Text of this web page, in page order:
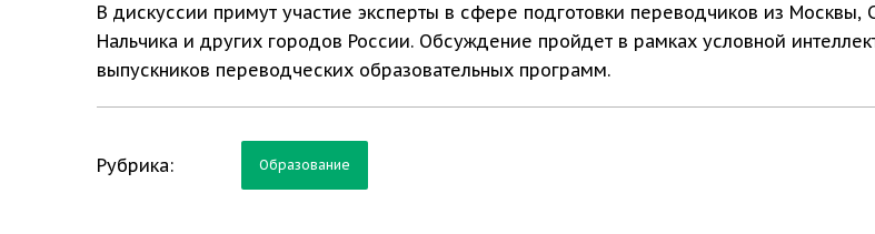
В дискуссии примут участие эксперты в сфере подготовки переводчиков из Москвы,
Нальчика и других городов России. Обсуждение пройдет в рамках условной
выпускников переводческих образовательных программ.
Рубрика: Образование